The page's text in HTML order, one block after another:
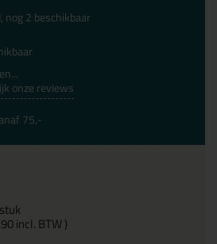
90incl. BTW )
nog 2 beschikbaar
onze reviews
75,-